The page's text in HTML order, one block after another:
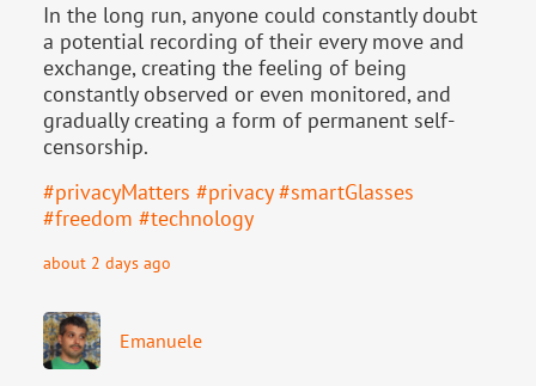
In the long run, anyone could constantly doubt
a potential recording of their every move and
exchange, creating the feeling of being
constantly observed or even monitored, and
gradually creating a form of permanent self-
censorship.
#privacyMatters #privacy #smartGlasses
#freedom #technology
about 2 days ago
Emanuele